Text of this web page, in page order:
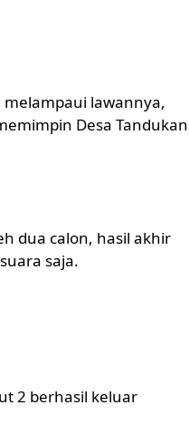
lawannya,
Desa Tandukan
dua calon, hasil akhir
saja.
2 berhasil keluar